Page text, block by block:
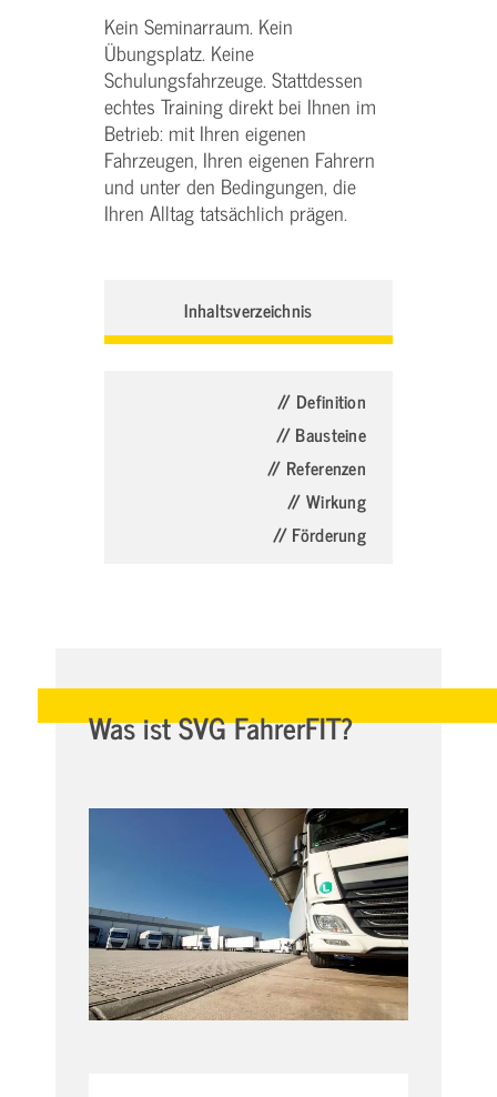
Kein Seminarraum. Kein
Übungsplatz. Keine
Schulungsfahrzeuge. Stattdessen
echtes Training direkt bei Ihnen im
Betrieb: mit Ihren eigenen
Fahrzeugen, Ihren eigenen Fahrern
und unter den Bedingungen, die
Ihren Alltag tatsächlich prägen.
Inhaltsverzeichnis
// Definition
// Bausteine
// Referenzen
// Wirkung
// Förderung
Was ist SVG FahrerFIT?